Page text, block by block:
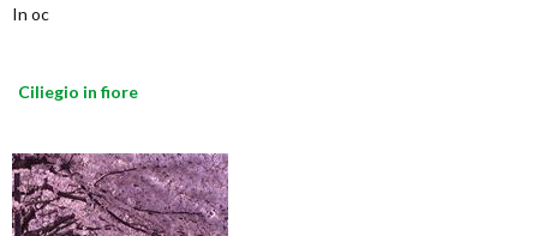
In oc
Ciliegio in fiore